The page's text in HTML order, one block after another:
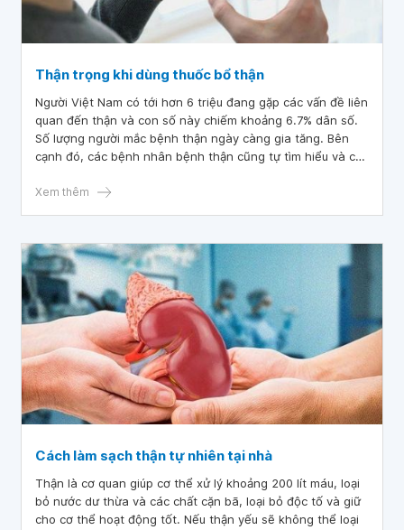
Thận trọng khi dùng thuốc bổ thận
Người Việt Nam có tới hơn 6 triệu đang gặp các vấn đề liên
quan đến thận và con số này chiếm khoảng 6.7% dân số.
Số lượng người mắc bệnh thận ngày càng gia tăng. Bên
cạnh đó, các bệnh nhân bệnh thận cũng tự tìm hiểu và các
đồng thời giúp tăng cường chức năng của thận. Bài viết sẽ
Xem thêm
Cách làm sạch thận tự nhiên tại nhà
Thận là cơ quan giúp cơ thể xử lý khoảng 200 lít máu, loại
bỏ nước dư thừa và các chất cặn bã, loại bỏ độc tố và giữ
cho cơ thể hoạt động tốt. Nếu thận yếu sẽ không thể loại